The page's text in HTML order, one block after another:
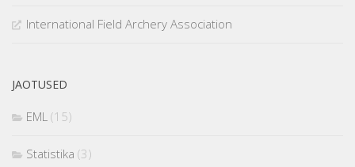
International Field Archery Association
JAOTUSED
EML (15)
Statistika (3)